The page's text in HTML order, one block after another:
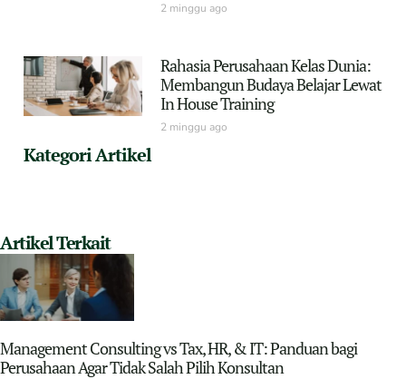
2 minggu ago
Rahasia Perusahaan Kelas Dunia:
Membangun Budaya Belajar Lewat
In House Training
2 minggu ago
Kategori Artikel
Artikel Terkait
Management Consulting vs Tax, HR, & IT: Panduan bagi
Perusahaan Agar Tidak Salah Pilih Konsultan